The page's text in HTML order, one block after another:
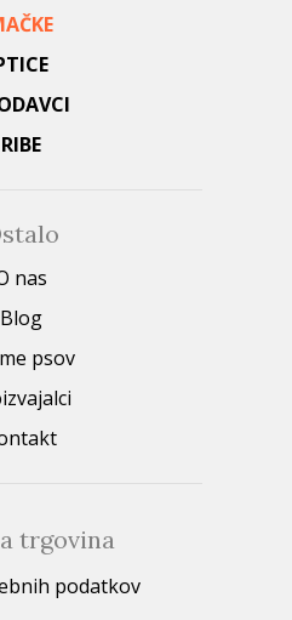
RIBE
nas
Blog
psov
trgovina
podatkov